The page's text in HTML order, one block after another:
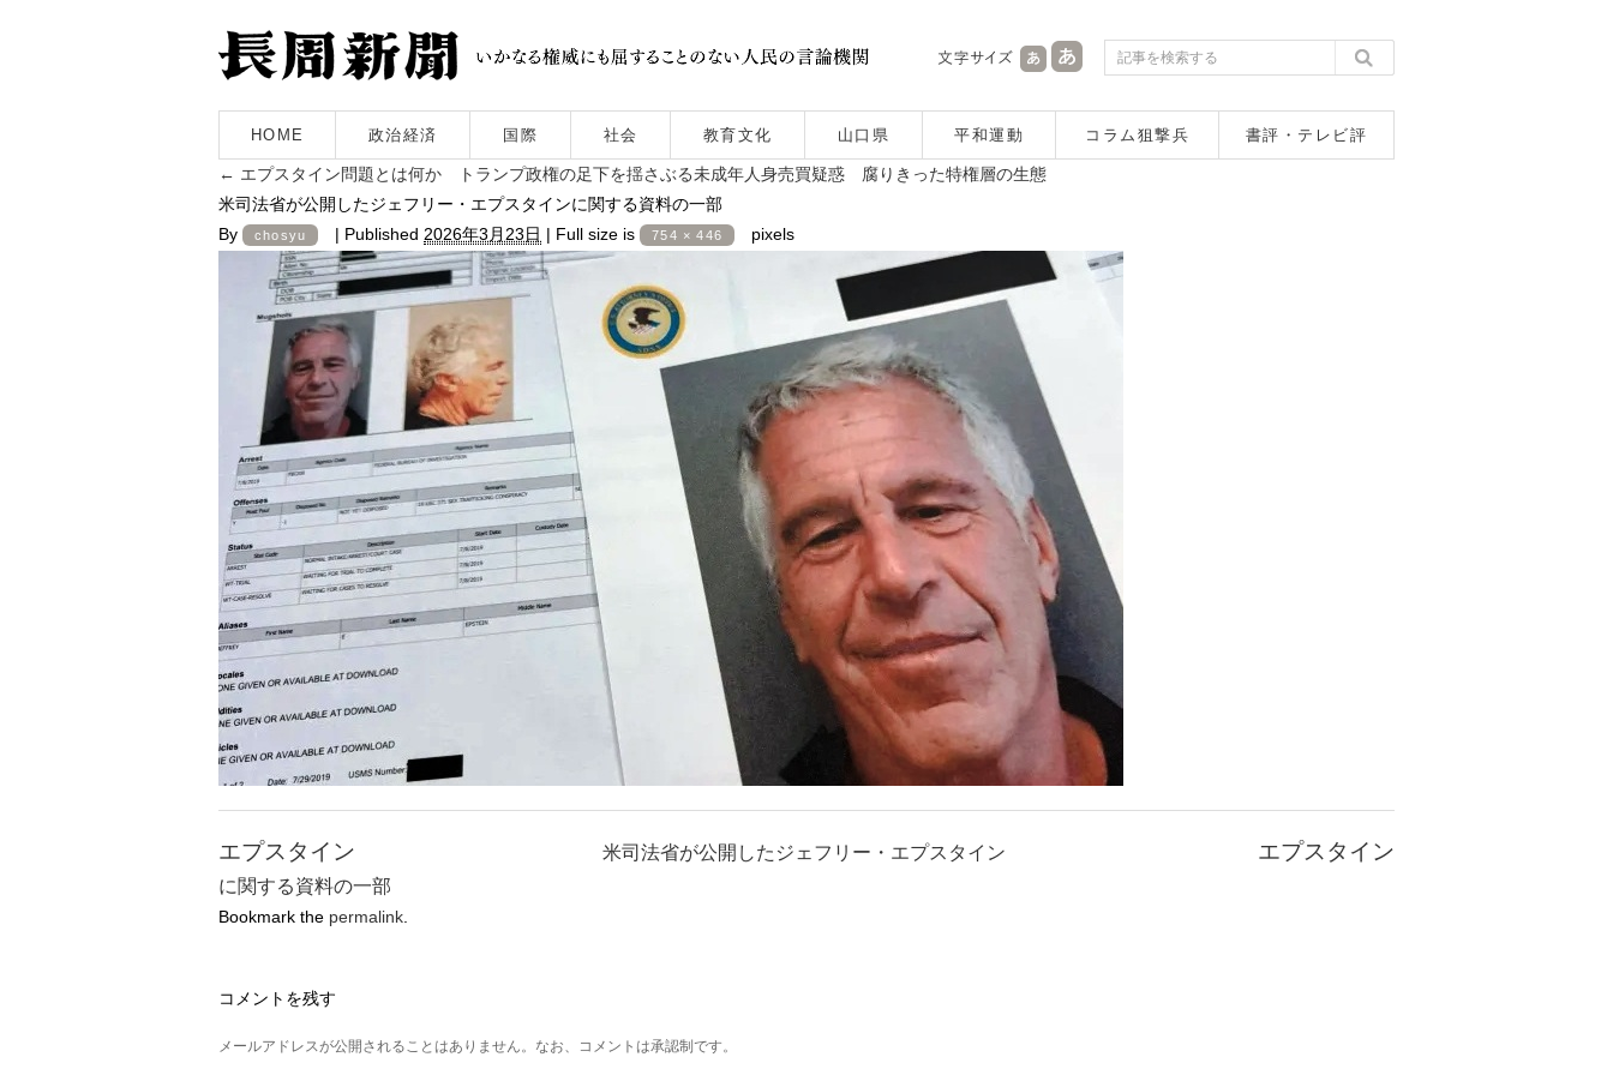
HOME 政治経済 国際 社会 教育文化 山口県 平和運動 コラム狙撃兵 書評・テレビ評
← エプスタイン問題とは何か トランプ政権の足下を揺さぶる未成年人身売買疑惑 腐りきった特権層の生態
米司法省が公開したジェフリー・エプスタインに関する資料の一部
By
chosyu | Published 2026年3月23日 | Full size is 754 × 446 pixels
エプスタイン エプスタイン
米司法省が公開したジェフリー・エプスタイン
に関する資料の一部
Bookmark the permalink
コメントを残す
メールアドレスが公開されることはありません。なお、コメントは承認制です。